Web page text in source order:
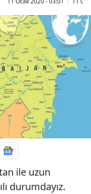
ile uzun
durumdayız.